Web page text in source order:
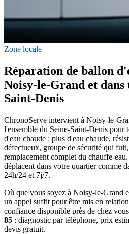
Zone locale
Réparation de ballon
Noisy-le-Grand et dans
Saint-Denis
ChronoServe intervient à Noisy-le-
l'ensemble du Seine-Saint-Denis pour
d'eau chaude : plus d'eau chaude,
défectueux, groupe de sécurité qui
remplacement complet du chauffe-
déplacent dans votre quartier comme
24h/24 et 7j/7.
Où que vous soyez à Noisy-le-Grand
un appel suffit pour être mis en
confiance disponible près de chez
85 : diagnostic par téléphone, prix
devis gratuit.